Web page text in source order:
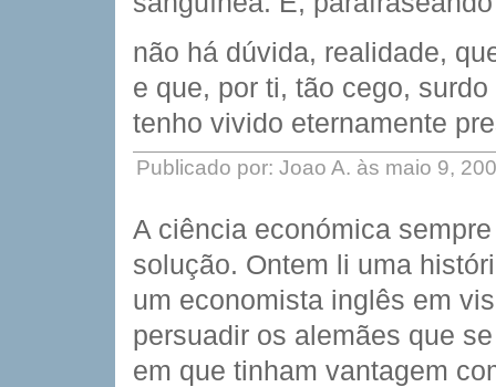
não há dúvida, realidade,
e que, por ti, tão cego,
tenho vivido eternamente
Publicado por: Joao A. às maio 9,
A ciência económica
solução. Ontem li uma
um economista inglês em
persuadir os alemães que
em que tinham vantagem